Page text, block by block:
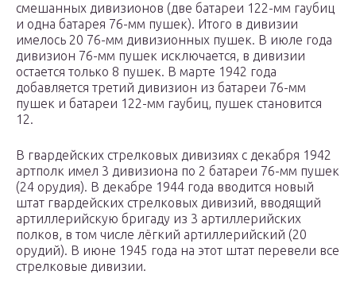
смешанных дивизионов (две батареи 122-мм гаубиц
и одна батарея 76-мм пушек). Итого в дивизии
имелось 20 76-мм дивизионных пушек. В июле года
дивизион 76-мм пушек исключается, в дивизии
остается только 8 пушек. В марте 1942 года
добавляется третий дивизион из батареи 76-мм
пушек и батареи 122-мм гаубиц, пушек становится
12.
В гвардейских стрелковых дивизиях с декабря 1942
артполк имел 3 дивизиона по 2 батареи 76-мм пушек
(24 орудия). В декабре 1944 года вводится новый
штат гвардейских стрелковых дивизий, вводящий
артиллерийскую бригаду из 3 артиллерийских
полков, в том числе лёгкий артиллерийский (20
орудий). В июне 1945 года на этот штат перевели все
стрелковые дивизии.